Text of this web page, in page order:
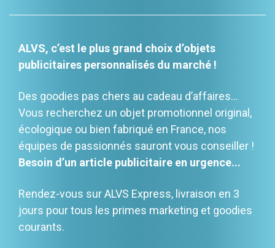
ALVS, c’est le plus grand choix d’objets
publicitaires personnalisés du marché !
Des goodies pas chers au cadeau d’affaires…
Vous recherchez un objet promotionnel original,
écologique ou bien fabriqué en France, nos
équipes de passionnés sauront vous conseiller !
Besoin d’un article publicitaire en urgence...
Rendez-vous sur ALVS Express, livraison en 3
jours pour tous les primes marketing et goodies
courants.